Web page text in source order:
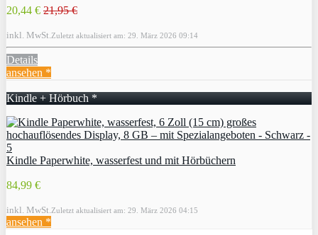
20,44 € 21,95 €
inkl. MwSt. Zuletzt aktualisiert am: 29. März 2026 09:14
Details
ansehen *
Kindle + Hörbuch *
Kindle Paperwhite, wasserfest und mit Hörbüchern
84,99 €
inkl. MwSt. Zuletzt aktualisiert am: 29. März 2026 04:15
ansehen *